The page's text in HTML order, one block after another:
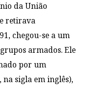
da União
retirava
chegou-se a um
armados. Ele
por um
na sigla em inglês),